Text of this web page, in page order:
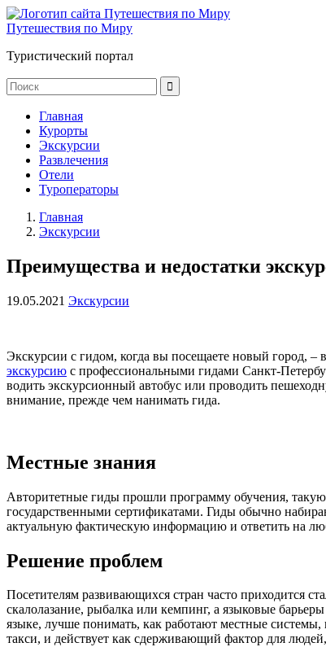
Путешествия по Миру
Туристический портал
Главная
Курорты
Экскурсии
Развлечения
Отели
Туроператоры
Главная
Экскурсии
Преимущества и недостатки
19.05.2021 Экскурсии
Экскурсии с гидом, когда вы посещаете новый город, –
экскурсию с профессиональными гидами Санкт-
водить экскурсионный автобус или проводить
внимание, прежде чем нанимать гида.
Местные знания
Авторитетные гиды прошли программу обучения,
государственными сертификатами. Гиды обычно
актуальную фактическую информацию и ответить на
Решение проблем
Посетителям развивающихся стран часто приходится
скалолазание, рыбалка или кемпинг, а языковые
языке, лучше понимать, как работают местные
такси, и действует как сдерживающий фактор для